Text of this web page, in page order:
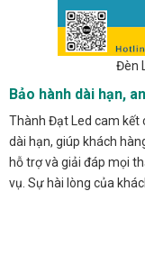
Đèn
Bảo hành dài hạn,
Thành Đạt Led cam kết
dài hạn, giúp khách
hỗ trợ và giải đáp mọi
vụ. Sự hài lòng của